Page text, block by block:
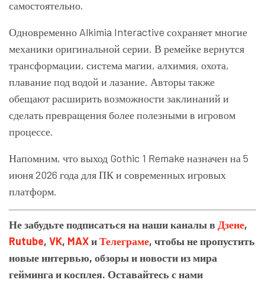
самостоятельно.
Одновременно Alkimia Interactive сохраняет многие
механики оригинальной серии. В ремейке вернутся
трансформации, система магии, алхимия, охота,
плавание под водой и лазание. Авторы также
обещают расширить возможности заклинаний и
сделать превращения более полезными в игровом
процессе.
Напомним, что выход Gothic 1 Remake назначен на 5
июня 2026 года для ПК и современных игровых
платформ.
Не забудьте подписаться на наши каналы в Дзене,
Rutube, VK, MAXиТелеграме, чтобы не пропустить
новые интервью, обзоры и новости из мира
гейминга и косплея. Оставайтесь с нами